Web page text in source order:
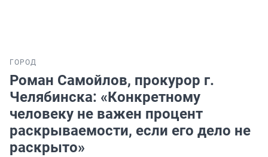
ГОРОД
Роман Самойлов, прокурор г.
Челябинска: «Конкретному
человеку не важен процент
раскрываемости, если его дело не
раскрыто»